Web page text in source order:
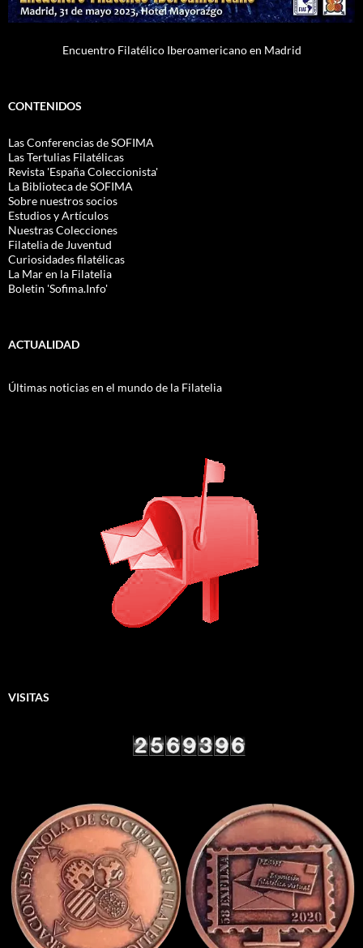
Encuentro Filatélico Iberoamericano en Madrid
CONTENIDOS
Las Conferencias de SOFIMA
Las Tertulias Filatélicas
Revista 'España Coleccionista'
La Biblioteca de SOFIMA
Sobre nuestros socios
Estudios y Artículos
Nuestras Colecciones
Filatelia de Juventud
Curiosidades filatélicas
La Mar en la Filatelia
Boletin 'Sofima.Info'
ACTUALIDAD
Últimas noticias en el mundo de la Filatelia
VISITAS